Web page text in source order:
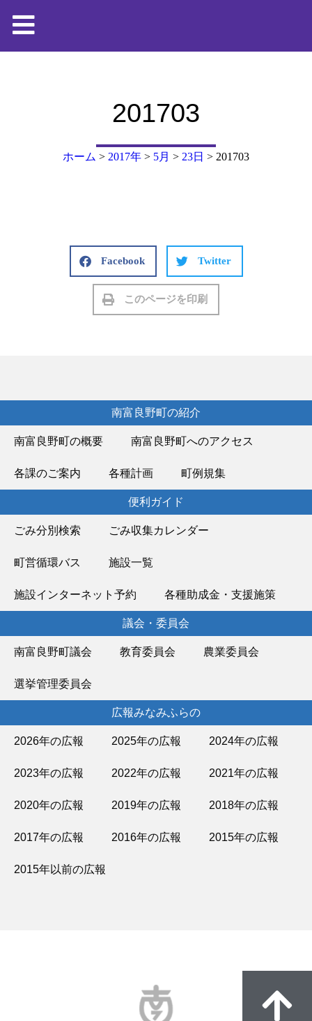
201703
ホーム > 2017年 > 5月 > 23日 > 201703
Facebook Twitter
このページを印刷
南富良野町の紹介
南富良野町の概要 南富良野町へのアクセス
各課のご案内 各種計画 町例規集
便利ガイド
ごみ分別検索 ごみ収集カレンダー
町営循環バス 施設一覧
施設インターネット予約 各種助成金・支援施策
議会・委員会
南富良野町議会 教育委員会 農業委員会
選挙管理委員会
広報みなみふらの
2026年の広報 2025年の広報 2024年の広報
2023年の広報 2022年の広報 2021年の広報
2020年の広報 2019年の広報 2018年の広報
2017年の広報 2016年の広報 2015年の広報
2015年以前の広報